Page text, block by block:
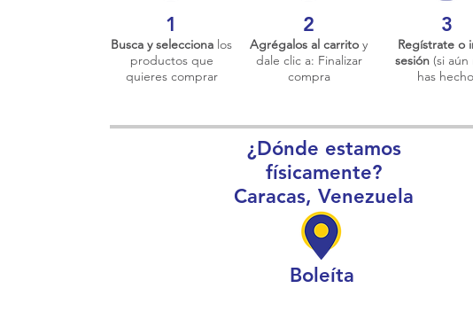
1
Busca y selecciona los
productos que
quieres comprar
2
Agrégalos al carrito y
dale clic a: Finalizar
compra
3
Regístrate o
sesión(si aún
has
¿Dónde estamos
físicamente?
Caracas, Venezuela
Boleíta